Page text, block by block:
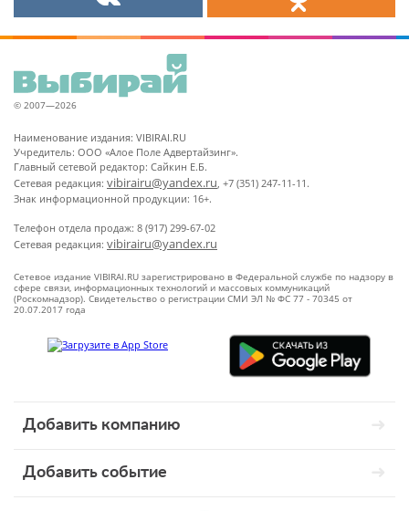
© 2007—2026
Наименование издания: VIBIRAI.RU
Учредитель: ООО «Алое Поле Адвертайзинг».
Главный сетевой редактор: Сайкин Е.Б.
Сетевая редакция: vibirairu@yandex.ru, +7 (351) 247-11-11.
Знак информационной продукции: 16+.
Телефон отдела продаж: 8 (917) 299-67-02
Сетевая редакция: vibirairu@yandex.ru
Сетевое издание VIBIRAI.RU зарегистрировано в Федеральной службе по надзору в
сфере связи, информационных технологий и массовых коммуникаций
(Роскомнадзор). Свидетельство о регистрации СМИ ЭЛ № ФС 77 - 70345 от
20.07.2017 года
Добавить компанию
Добавить событие